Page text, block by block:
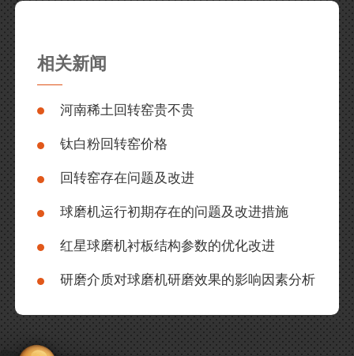
相关新闻
河南稀土回转窑贵不贵
钛白粉回转窑价格
回转窑存在问题及改进
球磨机运行初期存在的问题及改进措施
红星球磨机衬板结构参数的优化改进
研磨介质对球磨机研磨效果的影响因素分析